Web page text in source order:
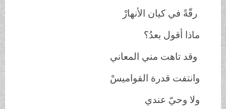
رقّةً في كيان الأنهارْ
ماذا أقول بعدُ؟
وقد تاهت مني المعاني
وانتفت قدرة القواميسْ
ولا وحيّ عندي